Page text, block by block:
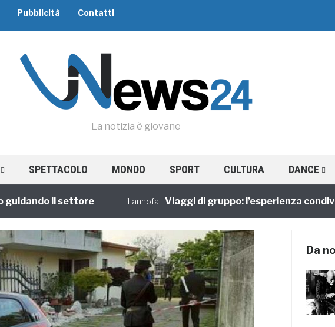
Pubblicità Contatti
La notizia è giovane
SPETTACOLO MONDO SPORT CULTURA DANCE
il settore 1 annofa Viaggi di gruppo: l’esperienza condivisa
Da